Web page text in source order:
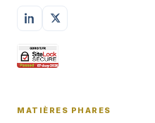
MATIÈRES PHARES